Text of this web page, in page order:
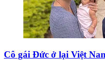
Cô gái Đức ở lại Việt